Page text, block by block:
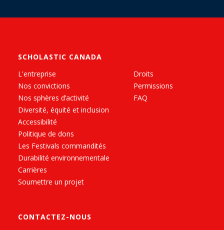
SCHOLASTIC CANADA
L'entreprise
Nos convictions
Nos sphères d’activité
Diversité, équité et inclusion
Accessibilité
Politique de dons
Les Festivals commandités
Durabilité environnementale
Carrières
Soumettre un projet
Droits
Permissions
FAQ
CONTACTEZ-NOUS